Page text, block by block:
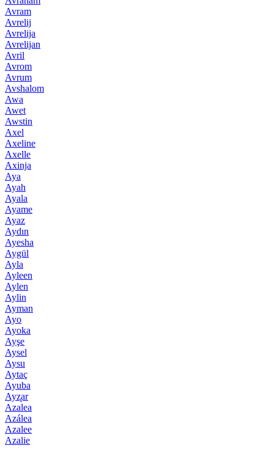
Avram
Avrelij
Avrelija
Avrelijan
Avril
Avrom
Avrum
Avshalom
Awa
Awet
Awstin
Axel
Axeline
Axelle
Axinja
Aya
Ayah
Ayala
Ayame
Ayaz
Aydın
Ayesha
Aygül
Ayla
Ayleen
Aylen
Aylin
Ayman
Ayo
Ayoka
Ayşe
Aysel
Aysu
Aytaç
Ayuba
Ayz̧ar
Azalea
Azálea
Azalee
Azalie